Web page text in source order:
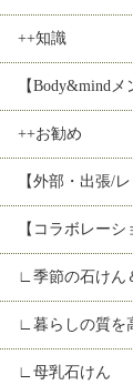
++知識
【Body&mindメ
++お勧め
【外部・出張/レ
【コラボレーシ
∟季節の石けん
∟暮らしの質を
∟母乳石けん